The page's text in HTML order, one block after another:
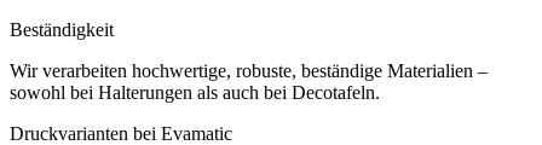
Beständigkeit
Wir verarbeiten hochwertige, robuste, beständige Materialien –
sowohl bei Halterungen als auch bei Decotafeln.
Druckvarianten bei Evamatic